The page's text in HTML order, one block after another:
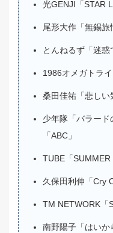
光GENJI「STAR
尾形大作「無錫旅
とんねるず「迷惑
1986オメガトラ
桑田佳祐「悲しい
少年隊「バラード
「ABC」
TUBE「SUMMER
久保田利伸「Cry
TM NETWORK「
南野陽子「はいか